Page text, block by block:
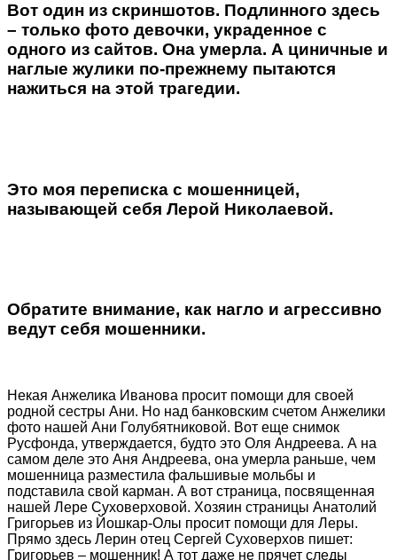
Вот один из скриншотов. Подлинного здесь
– только фото девочки, украденное с
одного из сайтов. Она умерла. А циничные и
наглые жулики по-прежнему пытаются
нажиться на этой трагедии.
Это моя переписка с мошенницей,
называющей себя Лерой Николаевой.
Обратите внимание, как нагло и агрессивно
ведут себя мошенники.
Некая Анжелика Иванова просит помощи для своей
родной сестры Ани. Но над банковским счетом Анжелики
фото нашей Ани Голубятниковой. Вот еще снимок
Русфонда, утверждается, будто это Оля Андреева. А на
самом деле это Аня Андреева, она умерла раньше, чем
мошенница разместила фальшивые мольбы и
подставила свой карман. А вот страница, посвященная
нашей Лере Суховерховой. Хозяин страницы Анатолий
Григорьев из Йошкар-Олы просит помощи для Леры.
Прямо здесь Лерин отец Сергей Суховерхов пишет:
Григорьев – мошенник! А тот даже не прячет следы